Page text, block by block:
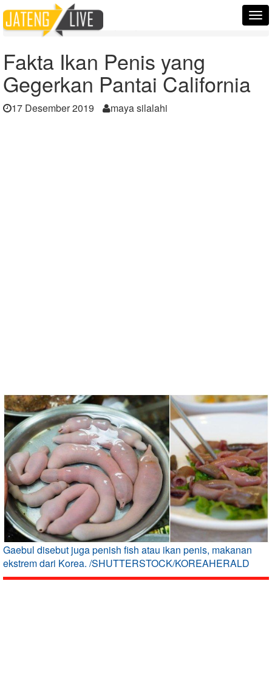
Home
Berita
Fakta Ikan Penis yang Gegerkan Pantai California
Fakta Ikan Penis yang
Gegerkan Pantai California
17 Desember 2019 maya silalahi
Gaebul disebut juga penish fish atau ikan penis, makanan
ekstrem dari Korea. /SHUTTERSTOCK/KOREAHERALD